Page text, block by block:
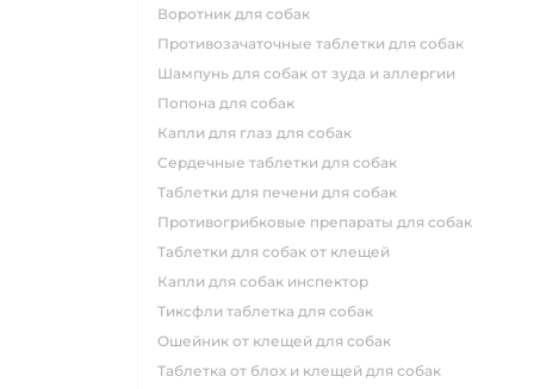
воротник для собак
противозачаточные таблетки для собак
шампунь для собак от зуда и аллергии
попона для собак
капли для глаз для собак
сердечные таблетки для собак
таблетки для печени для собак
противогрибковые препараты для собак
таблетки для собак от клещей
капли для собак инспектор
тиксфли таблетка для собак
ошейник от клещей для собак
таблетка от блох и клещей для собак